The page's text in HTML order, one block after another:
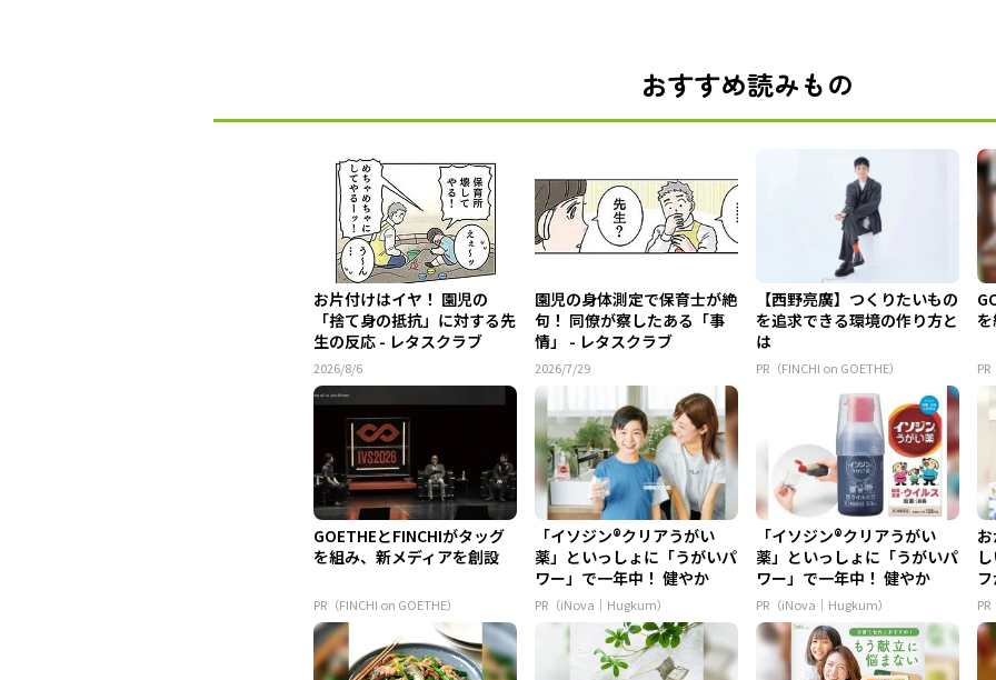
おすすめ読みもの
お片付けはイヤ！ 園児の
「捨て身の抵抗」に対する先
生の反応 - レタスクラブ
2026/8/6
園児の身体測定で保育士が絶
句！ 同僚が察したある「事
情」 - レタスクラブ
2026/7/29
【西野亮廣】つくりたいもの
を追求できる環境の作り方と
は
PR（FINCHI on GOETHE）
GOETHEとFINCHIがタッグ
を組み、新メディアを創設
PR（FINCHI on GOETHE）
「イソジン®クリアうがい
薬」といっしょに「うがいパ
ワー」で一年中！ 健やか
PR（iNova｜Hugkum）
「イソジン®クリアうがい
薬」といっしょに「うがいパ
ワー」で一年中！ 健やか
PR（iNova｜Hugkum）